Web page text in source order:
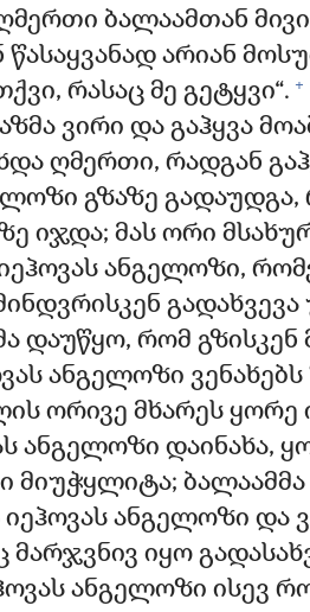
ბალაამთან
წასაყვანად არიან
რასაც მე გეტყვი“. +
ვირი და გაჰყვა
ღმერთი, რადგან
გზაზე გადაუდგა,
იჯდა; მას ორი
ანგელოზი,
დაუწყო, რომ
ანგელოზი
ორივე მხარეს ყორე
ანგელოზი დაინახა,
მიუჭყლიტა; ბალაამმა
იეჰოვას ანგელოზი და
მარჯვნივ იყო
ანგელოზი ისევ